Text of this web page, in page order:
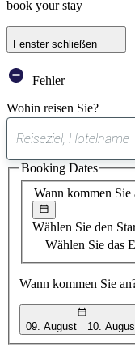
book your stay
Fenster schließen
Fehler
Wohin reisen Sie?
Wann kommen Sie
Wählen Sie den
Wählen Sie das
Wann kommen Sie
09. August 10.
Booking Dates